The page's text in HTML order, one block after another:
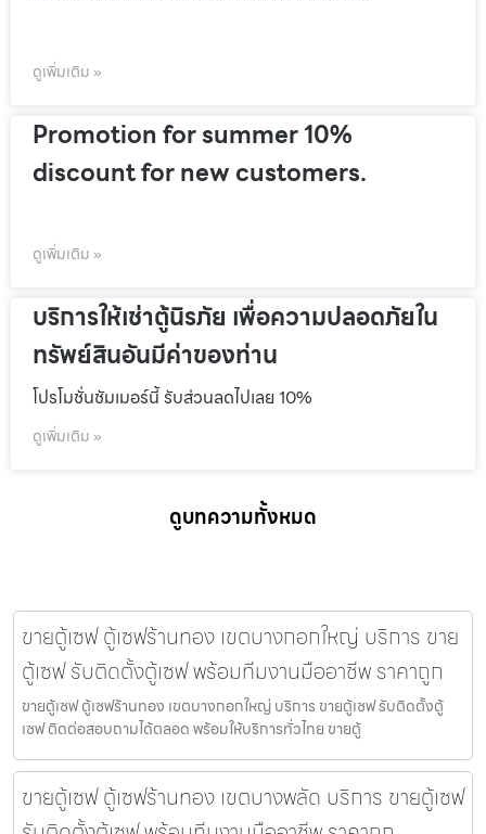
ดูเพิ่มเติม »
Promotion for summer 10%
discount for new customers.
ดูเพิ่มเติม »
บริการให้เช่าตู้นิรภัย เพื่อความปลอดภัยใน
ทรัพย์สินอันมีค่าของท่าน
โปรโมชั่นชัมเมอร์นี้ รับส่วนลดไปเลย 10%
ดูเพิ่มเติม »
ดูบทความทั้งหมด
ขายตู้เซฟ ตู้เซฟร้านทอง เขตบางกอกใหญ่ บริการ ขาย
ตู้เซฟ รับติดตั้งตู้เซฟ พร้อมทีมงานมืออาชีพ ราคาถูก
ขายตู้เซฟ ตู้เซฟร้านทอง เขตบางกอกใหญ่ บริการ ขายตู้เซฟ รับติดตั้งตู้
เซฟ ติดต่อสอบถามได้ตลอด พร้อมให้บริการทั่วไทย ขายตู้
ขายตู้เซฟ ตู้เซฟร้านทอง เขตบางพลัด บริการ ขายตู้เซฟ